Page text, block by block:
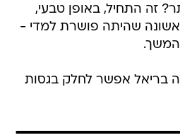
זה התחיל, באופן טבעי,
שהיתה פושרת למדי -
בריאל אפשר לחלק בגסות